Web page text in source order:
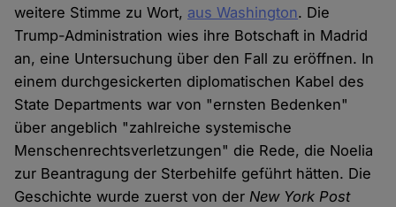
weitere Stimme zu Wort, aus Washington. Die
Trump-Administration wies ihre Botschaft in Madrid
an, eine Untersuchung über den Fall zu eröffnen. In
einem durchgesickerten diplomatischen Kabel des
State Departments war von "ernsten Bedenken"
über angeblich "zahlreiche systemische
Menschenrechtsverletzungen" die Rede, die Noelia
zur Beantragung der Sterbehilfe geführt hätten. Die
Geschichte wurde zuerst von derNew York Post